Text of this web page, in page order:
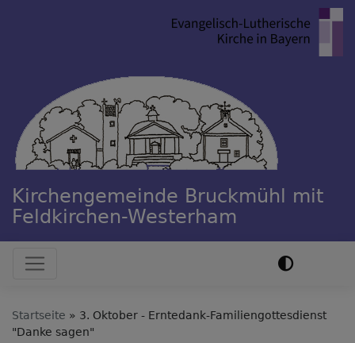
Kirchengemeinde Bruckmühl mit
Feldkirchen-Westerham
Hauptnavigation
Startseite
3. Oktober - Erntedank-Familiengottesdienst
"Danke sagen"